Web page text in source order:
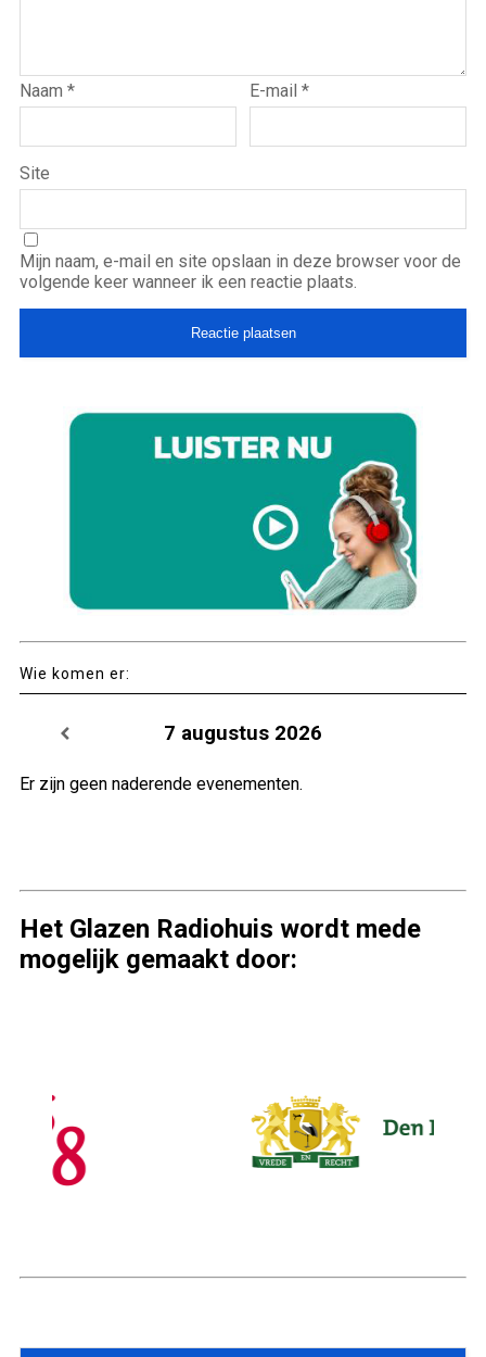
Naam * E-mail*
Site
Mijn naam, e-mail en site opslaan in deze browser voor de
volgende keer wanneer ik een reactie plaats.
Wie komen er:
7 augustus 2026
Er zijn geen naderende evenementen.
Het Glazen Radiohuis wordt mede
mogelijk gemaakt door: